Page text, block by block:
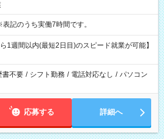
～19:00 ※表記のうち実働7時間です。
1週間以内(最短2日目)のスピード就業が可能】
書不要 / シフト勤務 / 電話対応なし / パソコン
応募する 詳細へ